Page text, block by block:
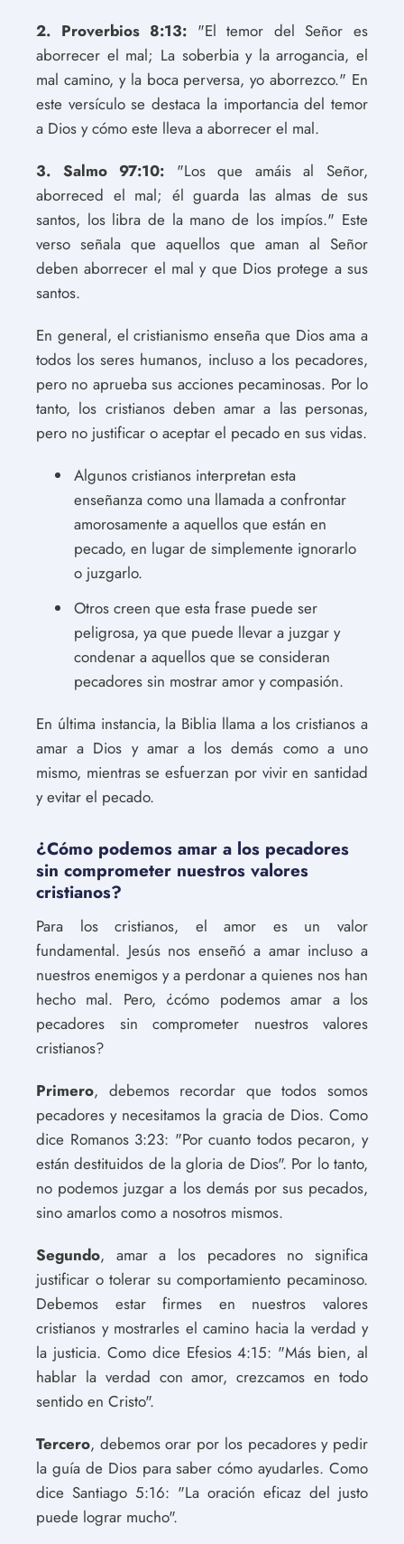
2. Proverbios 8:13: "El temor del Señor es
aborrecer el mal; La soberbia y la arrogancia, el
mal camino, y la boca perversa, yo aborrezco." En
este versículo se destaca la importancia del temor
a Dios y cómo este lleva a aborrecer el mal.
3. Salmo 97:10: "Los que amáis al Señor,
aborreced el mal; él guarda las almas de sus
santos, los libra de la mano de los impíos." Este
verso señala que aquellos que aman al Señor
deben aborrecer el mal y que Dios protege a sus
santos.
En general, el cristianismo enseña que Dios ama a
todos los seres humanos, incluso a los pecadores,
pero no aprueba sus acciones pecaminosas. Por lo
tanto, los cristianos deben amar a las personas,
pero no justificar o aceptar el pecado en sus vidas.
Algunos cristianos interpretan esta
enseñanza como una llamada a confrontar
amorosamente a aquellos que están en
pecado, en lugar de simplemente ignorarlo
o juzgarlo.
Otros creen que esta frase puede ser
peligrosa, ya que puede llevar a juzgar y
condenar a aquellos que se consideran
pecadores sin mostrar amor y compasión.
En última instancia, la Biblia llama a los cristianos a
amar a Dios y amar a los demás como a uno
mismo, mientras se esfuerzan por vivir en santidad
y evitar el pecado.
¿Cómo podemos amar a los pecadores
sin comprometer nuestros valores
cristianos?
Para los cristianos, el amor es un valor
fundamental. Jesús nos enseñó a amar incluso a
nuestros enemigos y a perdonar a quienes nos han
hecho mal. Pero, ¿cómo podemos amar a los
pecadores sin comprometer nuestros valores
cristianos?
Primero, debemos recordar que todos somos
pecadores y necesitamos la gracia de Dios. Como
dice Romanos 3:23: "Por cuanto todos pecaron, y
están destituidos de la gloria de Dios". Por lo tanto,
no podemos juzgar a los demás por sus pecados,
sino amarlos como a nosotros mismos.
Segundo, amar a los pecadores no significa
justificar o tolerar su comportamiento pecaminoso.
Debemos estar firmes en nuestros valores
cristianos y mostrarles el camino hacia la verdad y
la justicia. Como dice Efesios 4:15: "Más bien, al
hablar la verdad con amor, crezcamos en todo
sentido en Cristo".
Tercero, debemos orar por los pecadores y pedir
la guía de Dios para saber cómo ayudarles. Como
dice Santiago 5:16: "La oración eficaz del justo
puede lograr mucho".